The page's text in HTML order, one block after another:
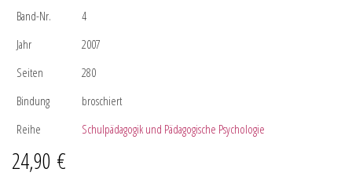
Band-Nr.
4
Jahr
2007
Seiten
280
Bindung
broschiert
Reihe
Schulpädagogik und Pädagogische Psychologie
24,90 €